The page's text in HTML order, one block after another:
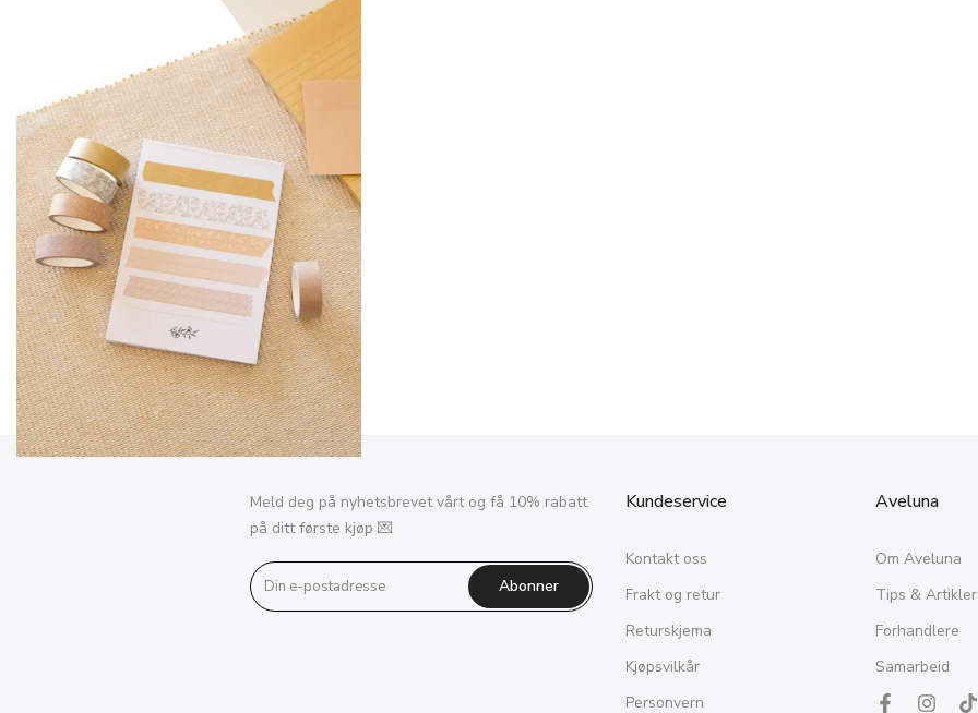
Meld deg på nyhetsbrevet vårt og få 10% rabatt
på ditt første kjøp 💌
Abonner
Kundeservice
Kontakt oss
Frakt og retur
Returskjema
Kjøpsvilkår
Personvern
Aveluna
Om Aveluna
Tips & Artikler
Forhandlere
Samarbeid